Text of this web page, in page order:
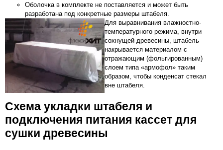
Оболочка в комплекте не поставляется и может быть
разработана под конкретные размеры штабеля.
Для выравнивания влажностно-
температурного режима, внутри
сохнущей древесины, штабель
накрывается материалом с
отражающим (фольгированным)
слоем типа «армофол» таким
образом, чтобы конденсат стекал
вне штабеля.
Схема укладки штабеля и
подключения питания кассет для
сушки древесины